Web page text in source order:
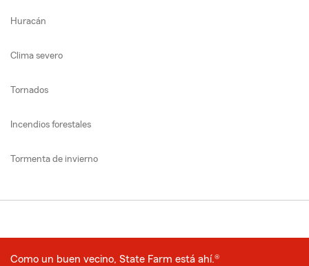
Huracán
Clima severo
Tornados
Incendios forestales
Tormenta de invierno
Como un buen vecino, State Farm está ahí.®